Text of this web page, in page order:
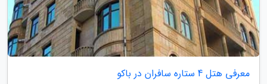
معرفی هتل 4 ستاره سافران در باکو